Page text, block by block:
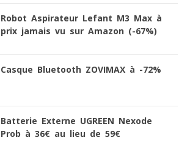
Robot Aspirateur Lefant M3 Max à
prix jamais vu sur Amazon (-67%)
Casque Bluetooth ZOVIMAX à -72%
Batterie Externe UGREEN Nexode
Prob à 36€ au lieu de 59€